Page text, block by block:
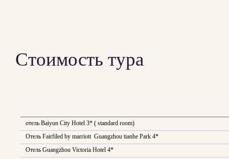
Стоимость тура
отель Baiyun City Hotel 3* ( standard room)
Отель Fairfiled by marriott Guangzhou tianhe Park 4*
Отель Guangzhou Victoria Hotel 4*